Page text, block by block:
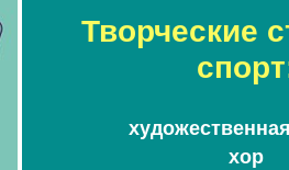
Творческие
хор